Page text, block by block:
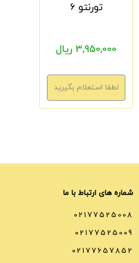
تورنتو 6
3,950,000 ریال
شماره های ارتباط با ما
02177525008
02177525009
02177657852